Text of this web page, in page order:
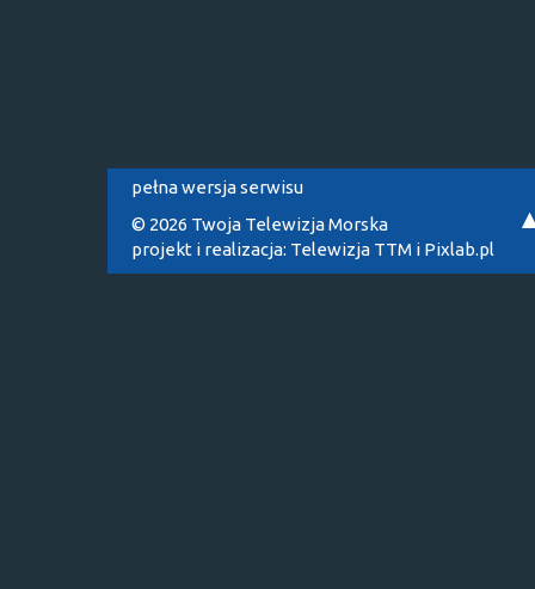
pełna wersja serwisu
© 2026 Twoja Telewizja Morska
projekt i realizacja: Telewizja TTM i Pixlab.pl